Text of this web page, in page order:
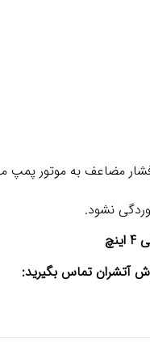
مضاعف به موتور پمپ
نشود.
آتشران تماس بگیرید: